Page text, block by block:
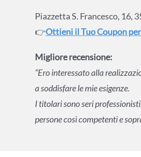
Piazzetta S. Francesco, 16,
👉Ottieni il Tuo Coupon
Migliore recensione:
“Ero interessato alla
a soddisfare le mie esigenze.
I titolari sono seri
persone così competenti e